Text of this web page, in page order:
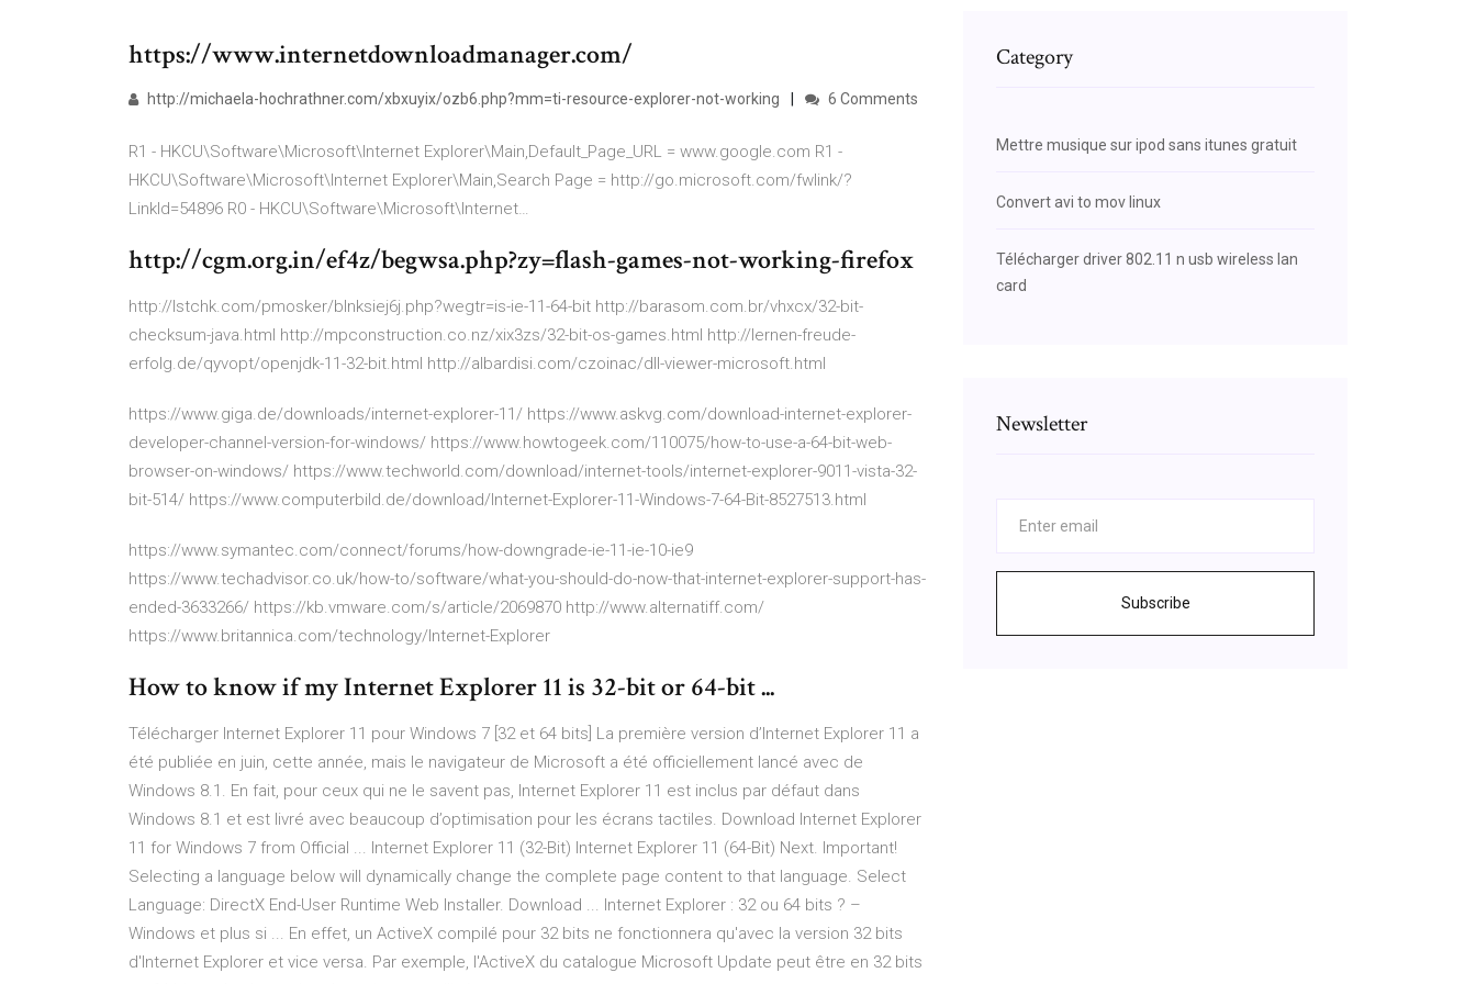
https://www.internetdownloadmanager.com/
http://michaela-hochrathner.com/xbxuyix/ozb6.php?mm=ti-resource-explorer-not-working 6 Comments
R1 - HKCU\Software\Microsoft\Internet Explorer\Main,Default_Page_URL = www.google.com R1 -
HKCU\Software\Microsoft\Internet Explorer\Main,Search Page = http://go.microsoft.com/fwlink/?
LinkId=54896 R0 - HKCU\Software\Microsoft\Internet…
http://cgm.org.in/ef4z/begwsa.php?zy=flash-games-not-working-firefox
http://lstchk.com/pmosker/blnksiej6j.php?wegtr=is-ie-11-64-bit http://barasom.com.br/vhxcx/32-bit-
checksum-java.html http://mpconstruction.co.nz/xix3zs/32-bit-os-games.html http://lernen-freude-
erfolg.de/qyvopt/openjdk-11-32-bit.html http://albardisi.com/czoinac/dll-viewer-microsoft.html
https://www.giga.de/downloads/internet-explorer-11/ https://www.askvg.com/download-internet-explorer-
developer-channel-version-for-windows/ https://www.howtogeek.com/110075/how-to-use-a-64-bit-web-
browser-on-windows/ https://www.techworld.com/download/internet-tools/internet-explorer-9011-vista-32-
bit-514/ https://www.computerbild.de/download/Internet-Explorer-11-Windows-7-64-Bit-8527513.html
https://www.symantec.com/connect/forums/how-downgrade-ie-11-ie-10-ie9
https://www.techadvisor.co.uk/how-to/software/what-you-should-do-now-that-internet-explorer-support-has-
ended-3633266/ https://kb.vmware.com/s/article/2069870 http://www.alternatiff.com/
https://www.britannica.com/technology/Internet-Explorer
How to know if my Internet Explorer 11 is 32-bit or 64-bit ...
Télécharger Internet Explorer 11 pour Windows 7 [32 et 64 bits] La première version d’Internet Explorer 11 a
été publiée en juin, cette année, mais le navigateur de Microsoft a été officiellement lancé avec de
Windows 8.1. En fait, pour ceux qui ne le savent pas, Internet Explorer 11 est inclus par défaut dans
Windows 8.1 et est livré avec beaucoup d’optimisation pour les écrans tactiles. Download Internet Explorer
11 for Windows 7 from Official ... Internet Explorer 11 (32-Bit) Internet Explorer 11 (64-Bit) Next. Important!
Selecting a language below will dynamically change the complete page content to that language. Select
Language: DirectX End-User Runtime Web Installer. Download ... Internet Explorer : 32 ou 64 bits ? –
Windows et plus si ... En effet, un ActiveX compilé pour 32 bits ne fonctionnera qu'avec la version 32 bits
d'Internet Explorer et vice versa. Par exemple, l'ActiveX du catalogue Microsoft Update peut être en 32 bits
Category
Mettre musique sur ipod sans itunes gratuit
Convert avi to mov linux
Télécharger driver 802.11 n usb wireless lan
card
Newsletter
Subscribe